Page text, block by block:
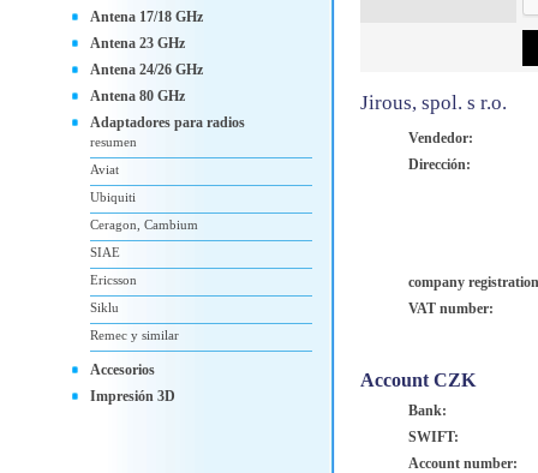
Jirous, spol. s r.o.
Vendedor:
Dirección:
company
VAT number:
Account CZK
Bank:
SWIFT:
Account number:
Antena 17/18 GHz
Antena 23 GHz
Antena 24/26 GHz
Antena 80 GHz
Adaptadores para radios
resumen
Aviat
Ubiquiti
Ceragon, Cambium
SIAE
Ericsson
Siklu
Remec y similar
Accesorios
Impresión 3D